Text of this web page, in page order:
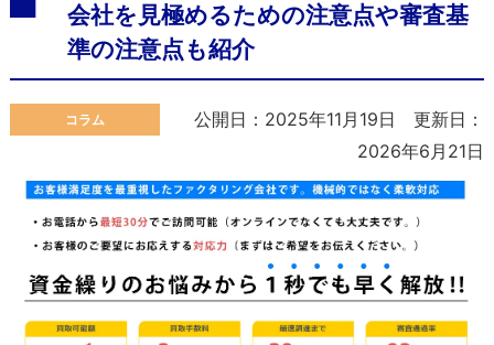
受付時間 9:00～19:00(土日祝除く)
0120-160-128
メールでのお問合せ
24時間受付
お問い合わせフォーム ＞
会社を見極めるための注意点や審査基
準の注意点も紹介
コラム 公開日：2025年11月19日
更新日：
2026年6月21日